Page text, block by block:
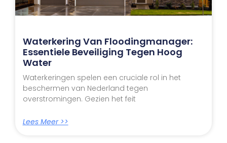
Waterkering Van Floodingmanager:
Essentiele Beveiliging Tegen Hoog
Water
Waterkeringen spelen een cruciale rol in het
beschermen van Nederland tegen
overstromingen. Gezien het feit
Lees Meer >>